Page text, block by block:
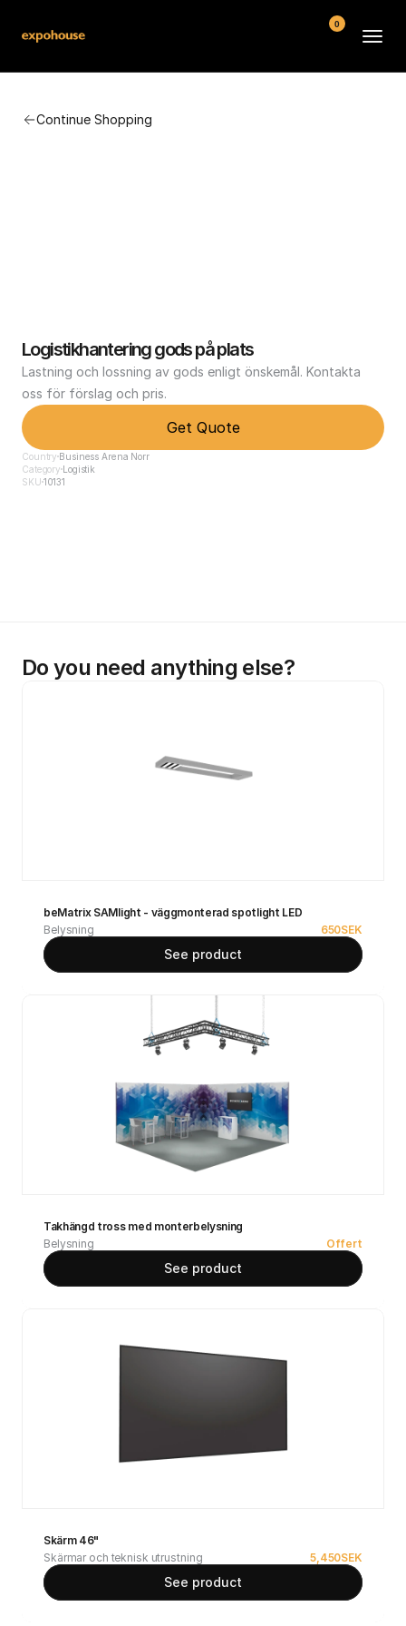
Continue Shopping
Logistikhantering gods på plats
Lastning och lossning av gods enligt önskemål. Kontakta
oss för förslag och pris.
Get Quote
Country Business Arena Norr
Category Logistik
SKU 10131
Do you need anything else?
beMatrix SAMlight - väggmonterad spotlight LED
Belysning
650SEK
See product
Takhängd tross med monterbelysning
Belysning
Offert
See product
Skärm 46"
Skärmar och teknisk utrustning
5,450SEK
See product
0